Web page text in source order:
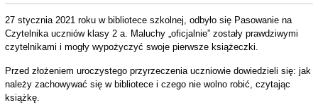
27 stycznia 2021 roku w bibliotece szkolnej, odbyło się Pasowanie na
Czytelnika uczniów klasy 2 a. Maluchy „oficjalnie” zostały prawdziwymi
czytelnikami i mogły wypożyczyć swoje pierwsze książeczki.
Przed złożeniem uroczystego przyrzeczenia uczniowie dowiedzieli się: jak
należy zachowywać się w bibliotece i czego nie wolno robić, czytając
książkę.